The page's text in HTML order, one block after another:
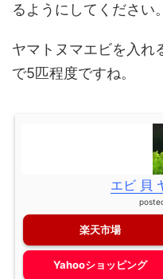
るようにしてください。
ヤマトヌマエビを入
で5匹程度ですね。
エビ 貝
楽天市場
Yahooショッピング